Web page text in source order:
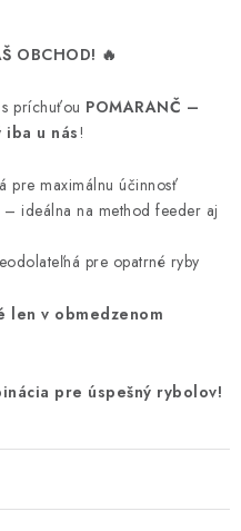
- REKLAMACIU
OBCHOD! 🔥
s príchuťou POMARANČ –
iba u nás!
pre maximálnu účinnosť
– ideálna na method feeder aj
pre opatrné ryby
len v obmedzenom
pre úspešný rybolov!